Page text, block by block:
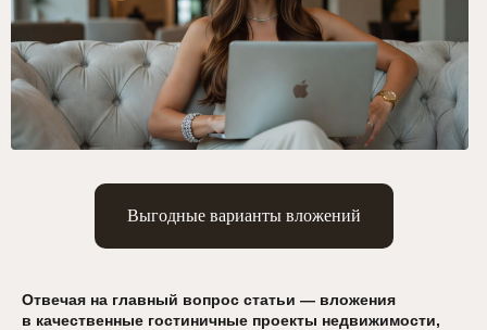
Выгодные варианты вложений
Отвечая на главный вопрос статьи — вложения
в качественные гостиничные проекты недвижимости,